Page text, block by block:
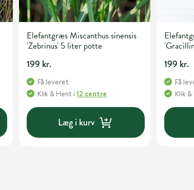
Elefantgræs Miscanthus sinensis
'Zebrinus' 5 liter potte
199 kr.
Få leveret
Klik & Hent i12 centre
Læg i kurv
199 kr.
Få
Klik